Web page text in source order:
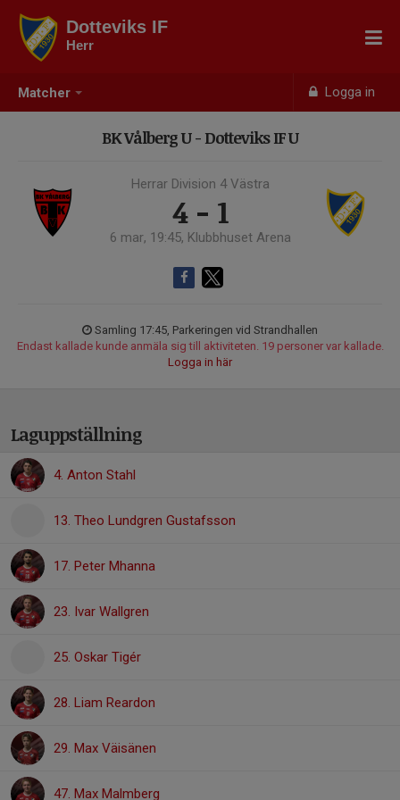
Matcher Logga in
Dotteviks IF
Herr
BK Vålberg U - Dotteviks IF U
Herrar Division 4 Västra
4 - 1
6 mar, 19:45, Klubbhuset Arena
Samling 17:45, Parkeringen vid Strandhallen
Endast kallade kunde anmäla sig till aktiviteten. 19 personer var kallade.
Logga in här
Laguppställning
4. Anton Stahl
13. Theo Lundgren Gustafsson
17. Peter Mhanna
23. Ivar Wallgren
25. Oskar Tigér
28. Liam Reardon
29. Max Väisänen
47. Max Malmberg